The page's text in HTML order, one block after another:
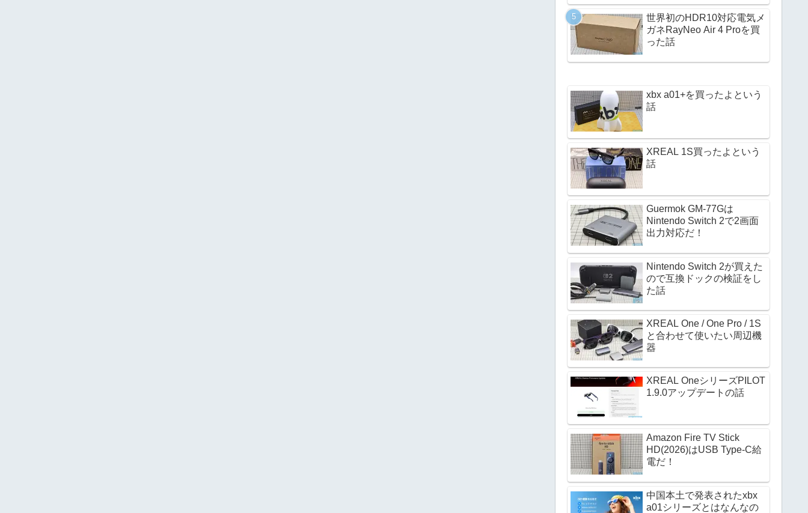
世界初のHDR10対応電気メ
ガネRayNeo Air 4 Proを買
った話
xbx a01+を買ったよという
話
XREAL 1S買ったよという
話
Guermok GM-77Gは
Nintendo Switch 2で2画面
出力対応だ！
Nintendo Switch 2が買えた
ので互換ドックの検証をし
た話
XREAL One / One Pro / 1S
と合わせて使いたい周辺機
器
XREAL OneシリーズPILOT
1.9.0アップデートの話
Amazon Fire TV Stick
HD(2026)はUSB Type-C給
電だ！
中国本土で発表されたxbx
a01シリーズとはなんなの